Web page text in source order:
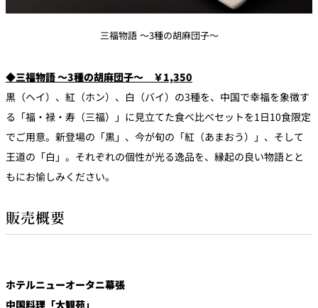
三福物語 ～3種の胡麻団子～
◆三福物語 ～3種の胡麻団子～ ￥1,350
黒（ヘイ）、紅（ホン）、白（バイ）の3種を、中国で幸福を象徴す
る「福・禄・寿（三福）」に見立てた食べ比べセットを1日10食限定
でご用意。新登場の「黒」、今が旬の「紅（あまおう）」、そして
王道の「白」。それぞれの個性が光る逸品を、縁起の良い物語とと
もにお愉しみください。
販売概要
ホテルニューオータニ幕張
中国料理「大観苑」